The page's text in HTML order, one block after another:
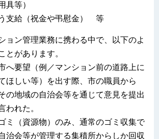
具等）
支給（祝金や弔慰金） 等
ョン管理業務に携わる中で、以下のよ
とがあります。
へ要望（例／マンション前の道路上に
ほしい等）を出す際、市の職員から
の地域の自治会等を通じて意見を提出
われた。
ミ（資源物）のみ、通常のゴミ収集で
治会等が管理する集積所からしか回収